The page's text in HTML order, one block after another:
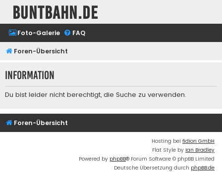
buntbahn.de
Foto-Galerie FAQ
Foren-Übersicht
Information
Du bist leider nicht berechtigt, die Suche zu verwenden.
Foren-Übersicht
Hosting bei fidion GmbH
Flat Style by Ian Bradley
Powered by phpBB® Forum Software © phpBB Limited
Deutsche Übersetzung durch phpBB.de